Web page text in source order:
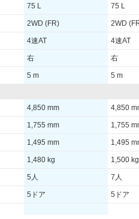
75 L 75 L
2WD (FR) 2WD
4速AT 4速AT
右 右
5 m 5 m
4,850 mm 4,850
1,755 mm 1,755
1,495 mm 1,495
1,480 kg 1,500 kg
5人 7人
5ドア 5ドア